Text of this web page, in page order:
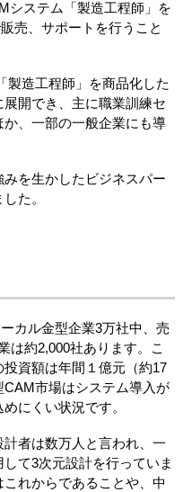
システム「製造工程師」を
売、サポートを行うこと
製造工程師」を商品化した
開でき、主に職業訓練セ
、一部の一般企業にも導
を生かしたビジネスパー
た。
カル金型企業3万社中、売
は約2,000社あります。こ
資額は年間１億元（約17
市場はシステム導入が
にくい状況です。
者は数万人と言われ、一
て3次元設計を行っていま
れからであることや、中